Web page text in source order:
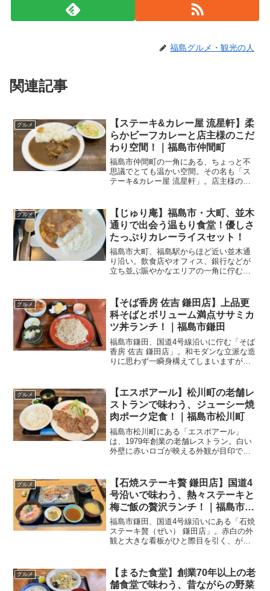
福島グルメ・観光の人
関連記事
グルメ
【ステーキ&カレー屋 流星軒】柔
らかビーフカレーと店主様のこだ
わり空間！｜福島市仲間町
福島市仲間町の一角にある、ちょっと不
思議でとても温かい空間。その名も「ス
テーキ&カレー屋 流星軒」。店主様の趣
けるお店です。今回はディナーに「流星
軒ビーフカレー」をいただ...
グルメ
【じゅり庵】福島市・大町、並木
通りで出会う温もり食堂！優しさ
たっぷりカレーライスセット！
福島市大町、福島駅からほど近い並木通
り沿い。飲食店やオフィス、銀行などが
立ち並ぶ賑やかなエリアの一角に佇む
店です。今回はランチに「カレーライス
セット」をいただいてきまし...
グルメ
【そば香房 佐吉 鎌田店】上品更
科そばとボリューム満点ササミカ
ツ丼ランチ！｜福島市鎌田
福島市鎌田、国道4号線沿いに佇む「そば
香房 佐吉 鎌田店」。和モダンな立派な造
りに思わず一瞬身構えてしまいますが、
きにはたまらない一軒です。今回は、昼
限定のお得な「蕎麦...
グルメ
【エスポアール】松川町の老舗レ
ストランで味わう、ジューシー焼
肉ポーク定食！｜福島市松川町
福島市松川町にある「エスポアール」
は、1979年創業の老舗レストラン。白い
外壁に赤いロゴが映える外観が目印で、
ーク定食」をいただいてきました！
Welcome inter...
グルメ
【石焼ステーキ贅 鎌田店】国道4
号沿いで味わう、熱々ステーキと
梅ご飯の贅沢ランチ！｜福島市鎌
田
福島市鎌田、国道4号線沿いにある「石焼
ステーキ贅（ぜい） 鎌田店」。赤白の外
観と大きな看板がひと際目を引く、がっ
キランチ」を堪能してきました！
Welcome inter...
グルメ
【まるた食堂】創業70年以上の老
舗食堂で味わう、昔ながらの野菜